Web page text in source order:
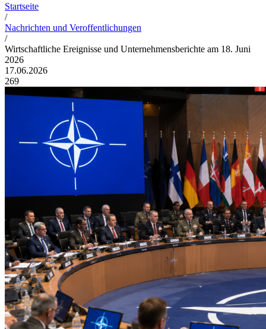
Startseite
/
Nachrichten und Veroffentlichungen
/
Wirtschaftliche Ereignisse und Unternehmensberichte am 18. Juni
2026
17.06.2026
269